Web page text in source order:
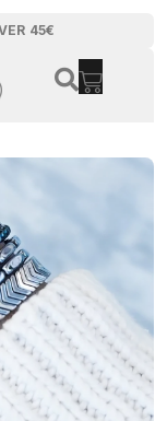
45€